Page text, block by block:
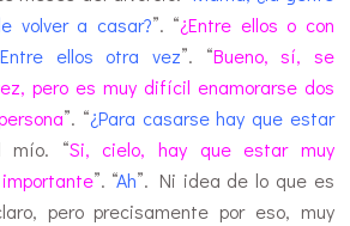
volver a casar?”. “¿Entre ellos o con
Entre ellos otra vez”. “Bueno, sí, se
pero es muy difícil enamorarse dos
”. “¿Para casarse hay que estar
mío. “Si, cielo, hay que estar muy
”. “Ah”. Ni idea de lo que es
pero precisamente por eso, muy